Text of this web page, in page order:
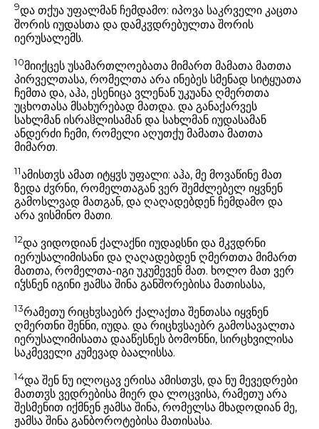
9და თქუა უფალმან ჩემდამო: იპოვა საკრველი კაცთა
შორის იუდასთა და დამკჳდრებულთა შორის
იერუსალემს.
10მიიქცეს უსამართლოებათა მიმართ მამათა მათთა
პირველთასა, რომელთა არა ინებეს სმენად სიტყუათა
ჩემთა და, აჰა, ესენიცა ვლენან უკუანა ღმერთთა
უცხოთასა მსახურებად მათდა. და განაქარვეს
სახლმან ისრაჱლისამან და სახლმან იუდასამან
ანდერძი ჩემი, რომელი აღუთქუ მამათა მათთა
მიმართ.
11ამისთჳს ამათ იტყჳს უფალი: აჰა, მე მოვაწინე მათ
ზედა ძჳრნი, რომელთაგან ვერ შემძლებელ იყვნენ
გამოსლვად მათგან, და ღაღადებდენ ჩემდამო და
არა ვისმინო მათი.
12და ვიდოდიან ქალაქნი იუდაჲსნი და მკჳდრნი
იერუსალიმისანი და ღაღადებდენ ღმერთთა მიმართ
მათთა, რომელთა-იგი უკუმევენ მათ. ხოლო მათ ვერ
იჴსნენ იგინი ჟამსა შინა განშორებისა მათისასა,
13რამეთუ რიცხჳსაებრ ქალაქთა შენთასა იყვნენ
ღმერთნი შენნი, იუდა. და რიცხჳსაებრ გამოსავალთა
იერუსალიმისათა დააწესნეს ბომონნი, სირცხვილისა
საკმეველი კუმევად ბაალისსა.
14და შენ ნუ ილოცავ ერისა ამისთჳს, და ნუ მევედრები
მათთჳს ვედრებისა მიერ და ლოცვისა, რამეთუ არა
შესმენით იქმნენ ჟამსა შინა, რომელსა მხადოდიან მე,
ჟამსა შინა განბოროტებისა მათისასა.